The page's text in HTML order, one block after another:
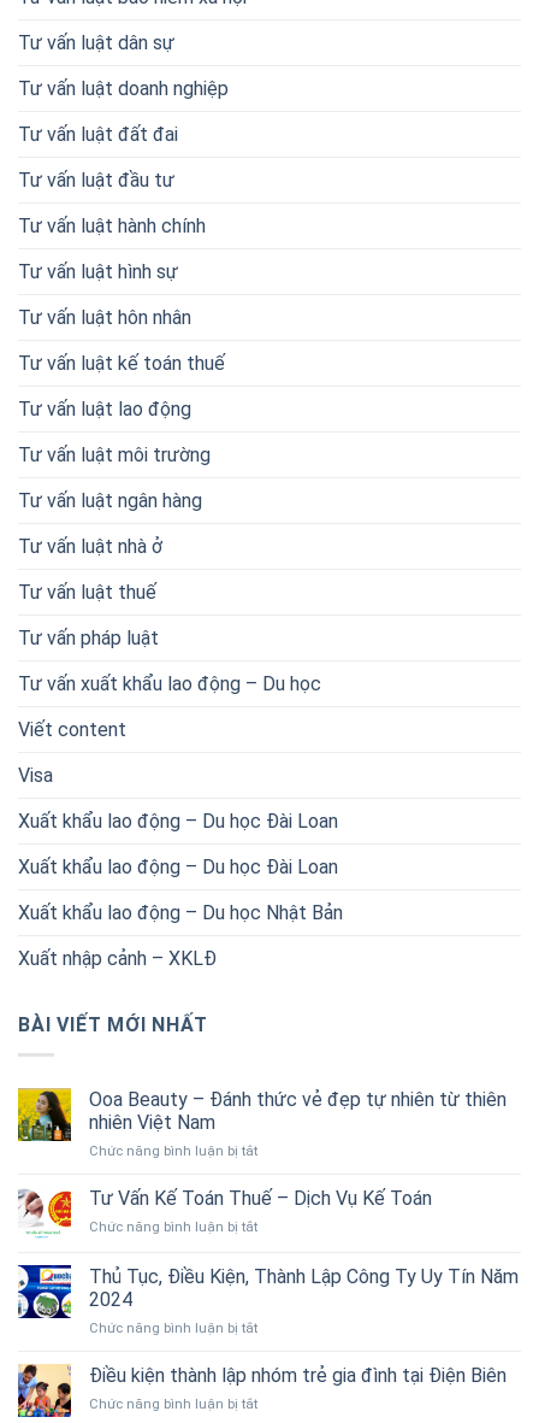
Tư vấn luật dân sự
Tư vấn luật doanh nghiệp
Tư vấn luật đất đai
Tư vấn luật đầu tư
Tư vấn luật hành chính
Tư vấn luật hình sự
Tư vấn luật hôn nhân
Tư vấn luật kế toán thuế
Tư vấn luật lao động
Tư vấn luật môi trường
Tư vấn luật ngân hàng
Tư vấn luật nhà ở
Tư vấn luật thuế
Tư vấn pháp luật
Tư vấn xuất khẩu lao động – Du học
Viết content
Visa
Xuất khẩu lao động – Du học Đài Loan
Xuất khẩu lao động – Du học Đài Loan
Xuất khẩu lao động – Du học Nhật Bản
Xuất nhập cảnh – XKLĐ
BÀI VIẾT MỚI NHẤT
Ooa Beauty – Đánh thức vẻ đẹp tự nhiên từ thiên
nhiên Việt Nam
Chức năng bình luận bị tắtở
Beauty
Đánh
vẻ
nhiên
thiên
Tư Vấn Kế Toán Thuế – Dịch Vụ Kế Toán
Chức năng bình luận bị tắtở
Vấn
Kế
Thuế
Dịch
Kế
Thủ Tục, Điều Kiện, Thành Lập Công Ty Uy Tín Năm
2024
Chức năng bình luận bị tắtở
Tục,
Kiện,
Điều kiện thành lập nhóm trẻ gia đình tại Điện Biên
Chức năng bình luận bị tắtở